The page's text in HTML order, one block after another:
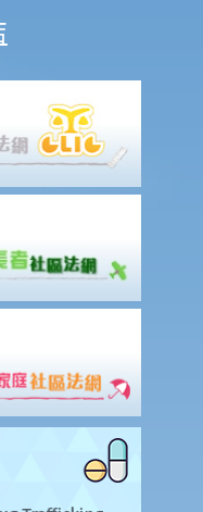
治我？
病病毒抗體測試？
所以他準備在該僱員生育
構可否因為我要照顧家
？寬限期適用於哪些人？
歧視條例》嗎？
為嗎？